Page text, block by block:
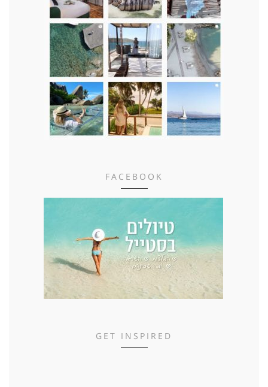
FACEBOOK
GET INSPIRED